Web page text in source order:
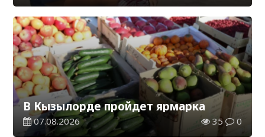
В Кызылорде пройдет ярмарка
07.08.2026 35 0